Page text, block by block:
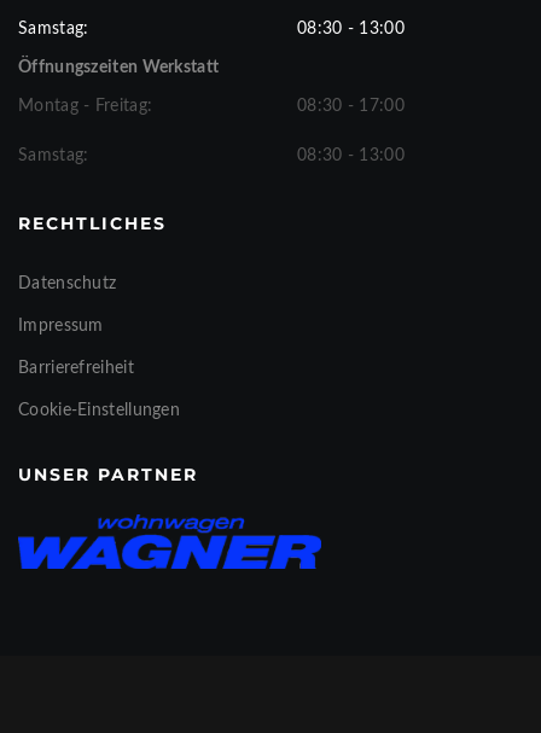
Samstag: 08:30 - 13:00
Öffnungszeiten Werkstatt
Montag - Freitag: 08:30 - 17:00
Samstag: 08:30 - 13:00
RECHTLICHES
Datenschutz
Impressum
Barrierefreiheit
Cookie-Einstellungen
UNSER PARTNER